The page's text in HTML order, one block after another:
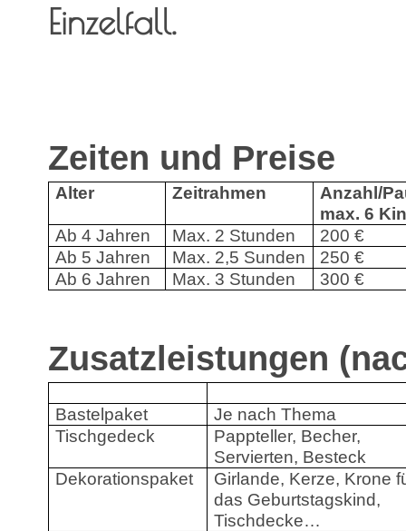
Einzelfall.
Zeiten und Preise
Alter Zeitrahmen
Anzahl/
max. 6
Ab 4 Jahren
Max. 2 Stunden
200 €
Ab 5 Jahren
Max. 2,5 Sunden
250 €
Ab 6 Jahren
Max. 3 Stunden 300 €
Zusatzleistungen
Bastelpaket
Je nach Thema
Tischgedeck
Pappteller, Becher,
Servierten, Besteck
Dekorationspaket
Girlande, Kerze, Krone
das Geburtstagskind,
Tischdecke…